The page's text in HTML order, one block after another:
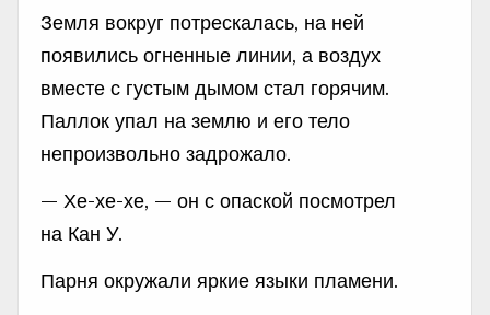
Земля вокруг потрескалась, на ней
появились огненные линии, а воздух
вместе с густым дымом стал горячим.
Паллок упал на землю и его тело
непроизвольно задрожало.
— Хе-хе-хе, — он с опаской посмотрел
на Кан У.
Парня окружали яркие языки пламени.